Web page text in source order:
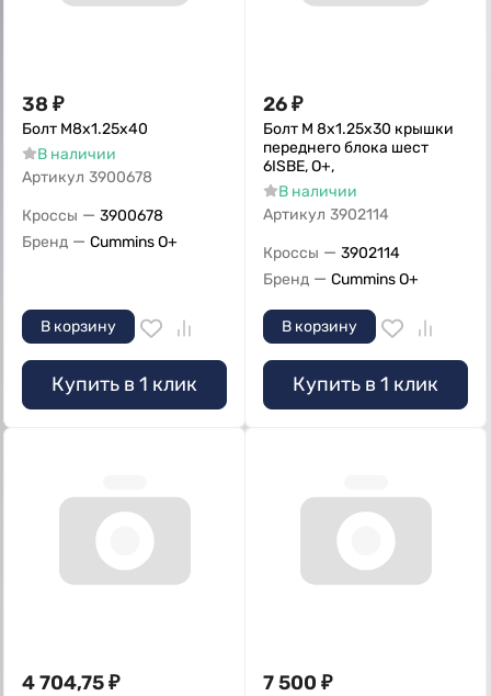
38 ₽
Болт M8x1.25x40
В наличии
Артикул 3900678
Кроссы — 3900678
Бренд — Cummins O+
В корзину
Купить в 1 клик
26₽
Болт M 8х1.25х30 крышки
переднего блока шест
6ISBE, О+,
В наличии
Артикул 3902114
Кроссы — 3902114
Бренд — Cummins O+
В корзину
Купить в 1 клик
4 704,75₽ 7 500 ₽